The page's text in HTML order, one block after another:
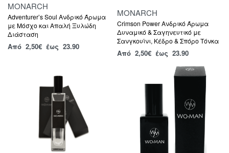
MONARCH
Adventurer’s Soul Ανδρικό Άρωμα
με Μόσχο και Απαλή Ξυλώδη
Διάσταση
Από 2,50€ έως 23.90
MONARCH
Crimson Power Ανδρικό Άρωμα
Δυναμικό & Σαγηνευτικό με
Σανγκουίνι, Κέδρο & Σπόρο Τόνκα
Από 2,50€ έως 23.90